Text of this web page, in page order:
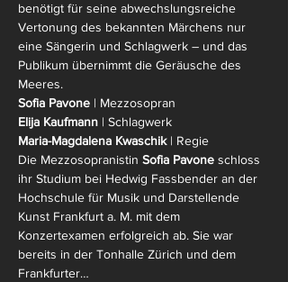
benötigt für seine abwechslungsreiche
Vertonung des bekannten Märchens nur
eine Sängerin und Schlagwerk – und das
Publikum übernimmt die Geräusche des
Meeres.
Sofia Pavone | Mezzosopran
Elija Kaufmann | Schlagwerk
Maria-Magdalena Kwaschik | Regie
Die Mezzosopranistin Sofia Pavone schloss
ihr Studium bei Hedwig Fassbender an der
Hochschule für Musik und Darstellende
Kunst Frankfurt a. M. mit dem
Konzertexamen erfolgreich ab. Sie war
bereits in der Tonhalle Zürich und dem
Frankfurter…